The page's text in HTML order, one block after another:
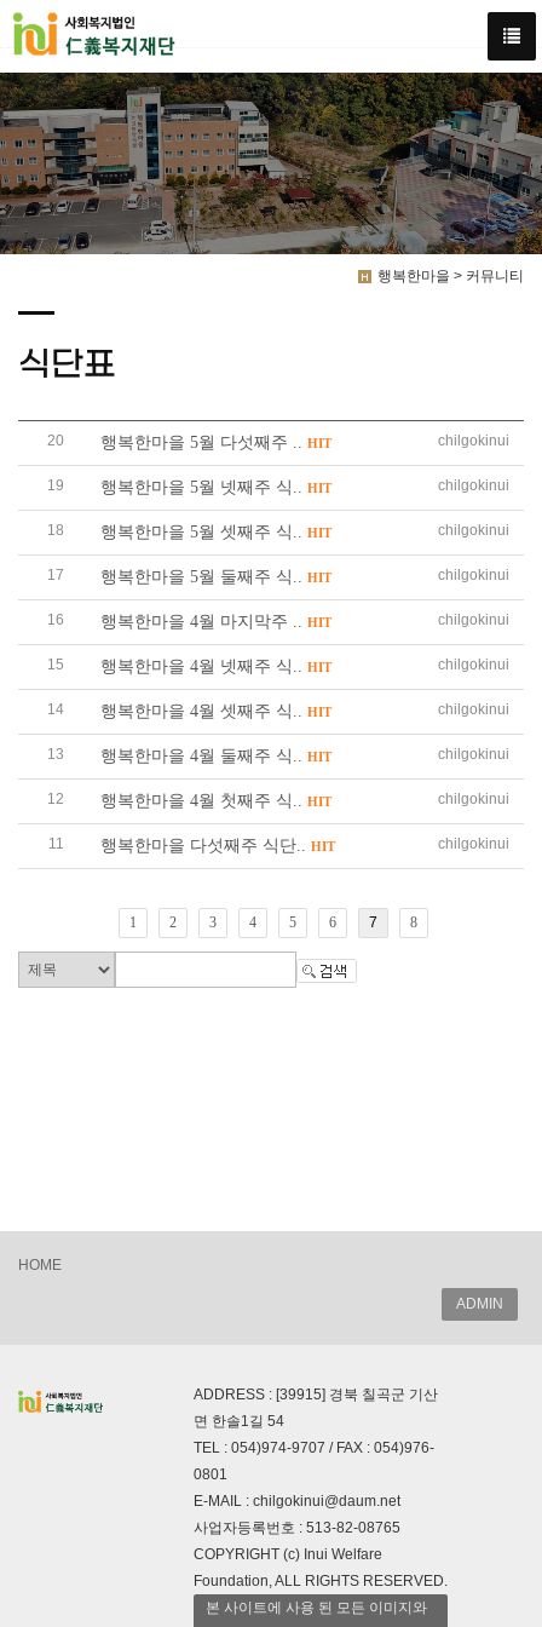
행복한마을 > 커뮤니티
식단표
20 행복한마을 5월 다섯째주 .. HIT chilgokinui
19 행복한마을 5월 넷째주 식.. HIT chilgokinui
18 행복한마을 5월 셋째주 식.. HIT chilgokinui
17 행복한마을 5월 둘째주 식.. HIT chilgokinui
16 행복한마을 4월 마지막주 .. HIT chilgokinui
15 행복한마을 4월 넷째주 식.. HIT chilgokinui
14 행복한마을 4월 셋째주 식.. HIT chilgokinui
13 행복한마을 4월 둘째주 식.. HIT chilgokinui
12 행복한마을 4월 첫째주 식.. HIT chilgokinui
11 행복한마을 다섯째주 식단.. HIT chilgokinui
1 2 3 4 5 6 7 8
HOME
ADMIN
ADDRESS : [39915] 경북 칠곡군 기산
면 한솔1길 54
TEL : 054)974-9707 / FAX : 054)976-
0801
E-MAIL : chilgokinui@daum.net
사업자등록번호 : 513-82-08765
COPYRIGHT (c) Inui Welfare
Foundation, ALL RIGHTS RESERVED.
본 사이트에 사용 된 모든 이미지와